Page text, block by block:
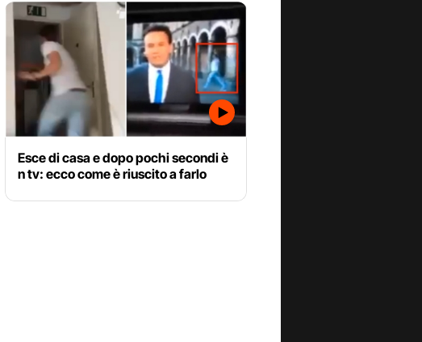
Esce di casa e dopo pochi secondi è
n tv: ecco come è riuscito a farlo